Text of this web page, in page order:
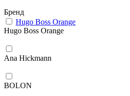
Бренд
Hugo Boss Orange
Hugo Boss Orange
Ana Hickmann
BOLON